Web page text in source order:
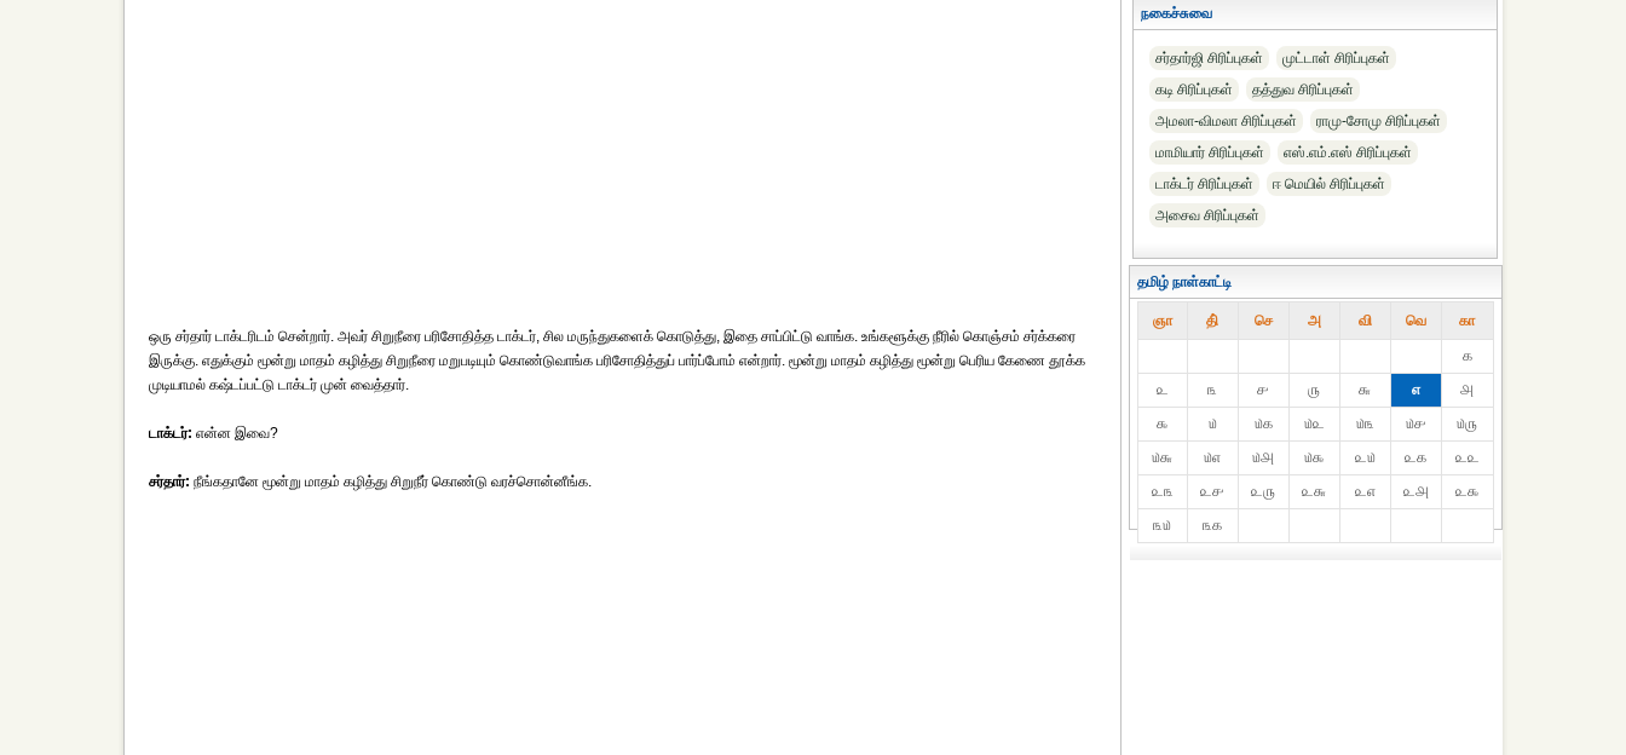
ஒரு சர்தார் டாக்டரிடம் சென்றார். அவர் சிறுநீரை பரிசோதித்த டாக்டர், சில மருந்துகளைக் கொடுத்து, இதை சாப்பிட்டு வாங்க. உங்களூக்கு நீரில் கொஞ்சம் சர்க்கரை
இருக்கு. எதுக்கும் மூன்று மாதம் கழித்து சிறுநீரை மறுபடியும் கொண்டுவாங்க பரிசோதித்துப் பார்ப்போம் என்றார். மூன்று மாதம் கழித்து மூன்று பெரிய கேணை தூக்க
முடியாமல் கஷ்டப்பட்டு டாக்டர் முன் வைத்தார்.
டாக்டர்: என்ன இவை?
சர்தார்: நீங்கதானே மூன்று மாதம் கழித்து சிறுநீர் கொண்டு வரச்சொன்னீங்க.
நகைச்சுவை
சர்தார்ஜி சிரிப்புகள்
முட்டாள் சிரிப்புகள்
கடி சிரிப்புகள்
தத்துவ சிரிப்புகள்
அமலா-விமலா சிரிப்புகள்
ராமு-சோமு சிரிப்புகள்
மாமியார் சிரிப்புகள்
எஸ்.எம்.எஸ் சிரிப்புகள்
டாக்டர் சிரிப்புகள்
ஈ மெயில் சிரிப்புகள்
அசைவ சிரிப்புகள்
தமிழ் நாள்காட்டி
ஞா தி் செ அ வி வெ கா
௧
௨
௩ ௪ ௫ ௬ ௭
௮
௯
௰ ௰௧ ௰௨ ௰௩ ௰௪
௰௫
௰௬
௰௭ ௰௮ ௰௯ ௨௰ ௨௧
௨௨
௨௩
௨௪ ௨௫ ௨௬ ௨௭ ௨௮
௨௯
௩௰
௩௧